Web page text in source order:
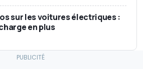
sur les voitures électriques :
en plus